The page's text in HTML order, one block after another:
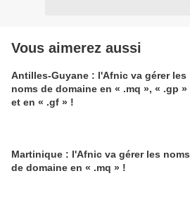
Vous aimerez aussi
Antilles-Guyane : l'Afnic va gérer les
noms de domaine en « .mq », « .gp »
et en « .gf » !
Martinique : l'Afnic va gérer les noms
de domaine en « .mq » !